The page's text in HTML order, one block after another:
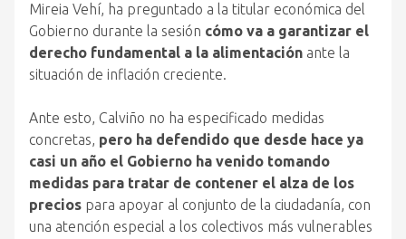
Mireia Vehí, ha preguntado a la titular económica del
Gobierno durante la sesión cómo va a garantizar el
derecho fundamental a la alimentación ante la
situación de inflación creciente.
Ante esto, Calviño no ha especificado medidas
concretas, pero ha defendido que desde hace ya
casi un año el Gobierno ha venido tomando
medidas para tratar de contener el alza de los
precios para apoyar al conjunto de la ciudadanía, con
una atención especial a los colectivos más vulnerables